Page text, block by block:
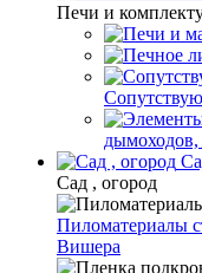
Печи и
Сад , огород
Пиломатериалы
Вишера